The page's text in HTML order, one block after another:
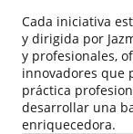
Cada iniciativa
y dirigida por
y profesionales,
innovadores que
práctica
desarrollar una
enriquecedora.